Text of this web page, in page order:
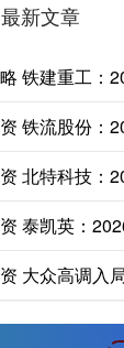
最新文章